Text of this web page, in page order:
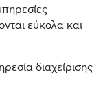
εύκολα και
διαχείρισης